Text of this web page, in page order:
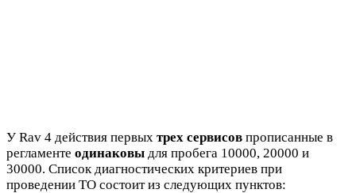
У Rav 4 действия первых трех сервисов прописанные в
регламенте одинаковы для пробега 10000, 20000 и
30000. Список диагностических критериев при
проведении ТО состоит из следующих пунктов: